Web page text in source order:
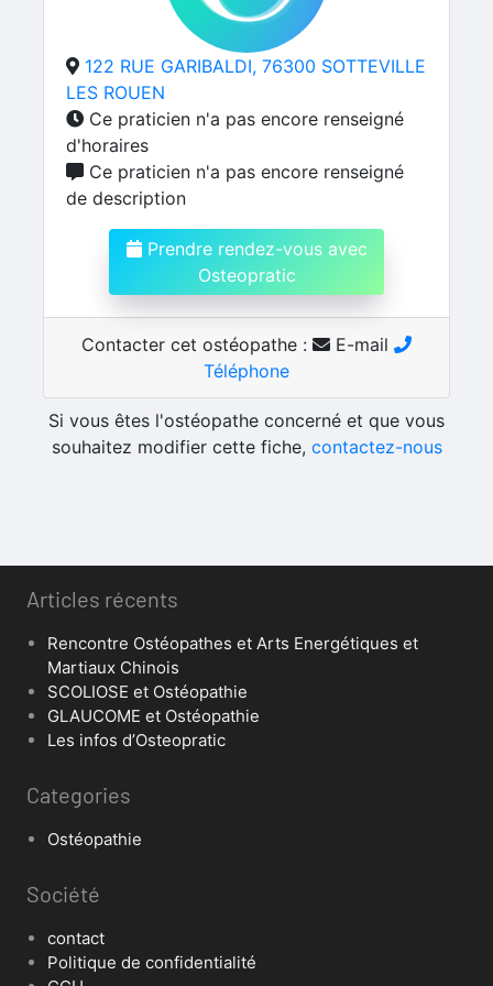
122 RUE GARIBALDI, 76300 SOTTEVILLE
LES ROUEN
Ce praticien n'a pas encore renseigné
d'horaires
Ce praticien n'a pas encore renseigné
de description
Prendre rendez-vous avec
Osteopratic
Contacter cet ostéopathe :
E-mail
Téléphone
Si vous êtes l'ostéopathe concerné et que vous
souhaitez modifier cette fiche, contactez-nous
Articles récents
Rencontre Ostéopathes et Arts Energétiques et
Martiaux Chinois
SCOLIOSE et Ostéopathie
GLAUCOME et Ostéopathie
Les infos d’Osteopratic
Categories
Ostéopathie
Société
contact
Politique de confidentialité